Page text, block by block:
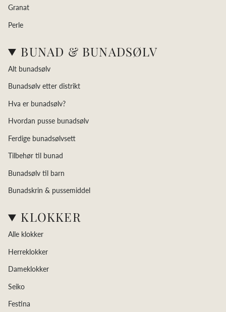
Granat
Perle
BUNAD & BUNADSØLV
Alt bunadsølv
Bunadsølv etter distrikt
Hva er bunadsølv?
Hvordan pusse bunadsølv
Ferdige bunadsølvsett
Tilbehør til bunad
Bunadsølv til barn
Bunadskrin & pussemiddel
KLOKKER
Alle klokker
Herreklokker
Dameklokker
Seiko
Festina